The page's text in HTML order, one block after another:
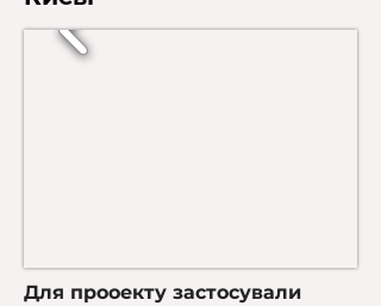
Для прооекту застосували